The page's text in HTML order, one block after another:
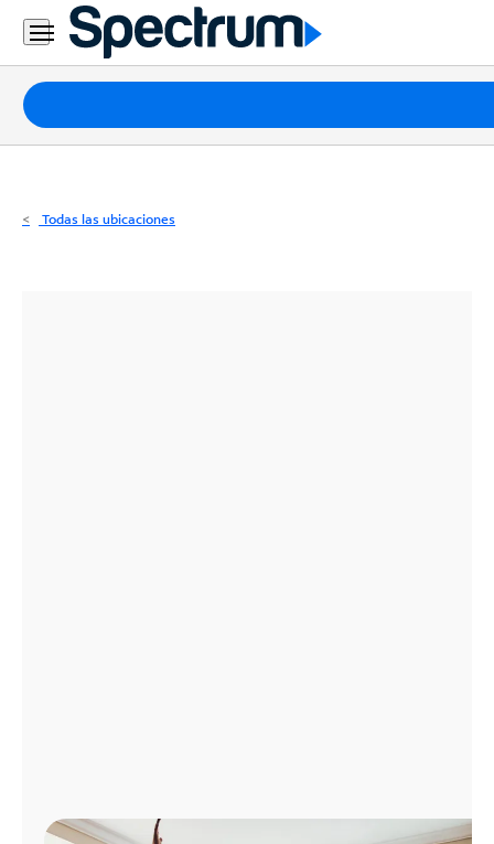
Residencial
Business
Paquetes
Internet
Todas las ubicaciones